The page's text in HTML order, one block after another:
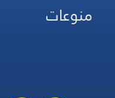
منوعات